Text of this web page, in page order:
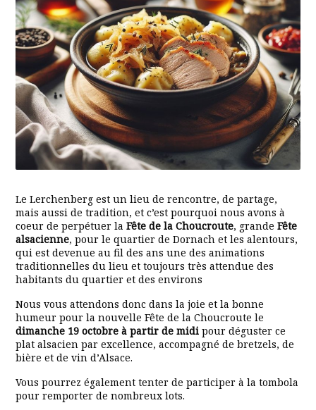
Le Lerchenberg est un lieu de rencontre, de partage,
mais aussi de tradition, et c’est pourquoi nous avons à
coeur de perpétuer la Fête de la Choucroute, grande Fête
alsacienne, pour le quartier de Dornach et les alentours,
qui est devenue au fil des ans une des animations
traditionnelles du lieu et toujours très attendue des
habitants du quartier et des environs
Nous vous attendons donc dans la joie et la bonne
humeur pour la nouvelle Fête de la Choucroute le
dimanche 19 octobre à partir de midi pour déguster ce
plat alsacien par excellence, accompagné de bretzels, de
bière et de vin d’Alsace.
Vous pourrez également tenter de participer à la tombola
pour remporter de nombreux lots.